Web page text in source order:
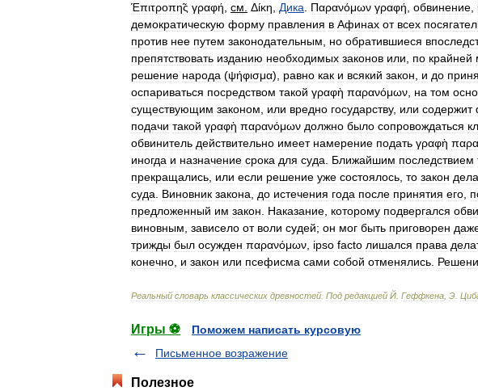
Έπιτροπη̃ς γραφή см Δίκη Дика Παρανόμων γραφή обвинение
демократическую форму правления в Афинах от всех
против нее путем законодательным но обратившиеся
препятствовать изданию необходимых законов или по крайней
решение народа (ψήφισμα), равно как и всякий закон и до
оспариваться посредством такой γραφὴ παρανόμων на том
существующим законом или вредно государству, или содержит
подачи такой γραφὴ παρανόμων должно было сопровождаться
обвинитель действительно имеет намерение подать γραφὴ
иногда и назначение срока для суда Ближайшим последствием
прекращались или если решение уже состоялось то закон
суда
Виновник закона до истечения года после принятия его
предложенный им закон Наказание которому подвергался
виновным зависело от воли судей; он мог быть приговорен
трижды был осужден παρανόμων ipso facto лишался права
конечно и закон или псефисма сами собой отменялись
Реальный словарь классических древностей Под редакцией Й Геффкена Э
Игры ⚽
Поможем написать курсовую
Письменное возражение
Полезное